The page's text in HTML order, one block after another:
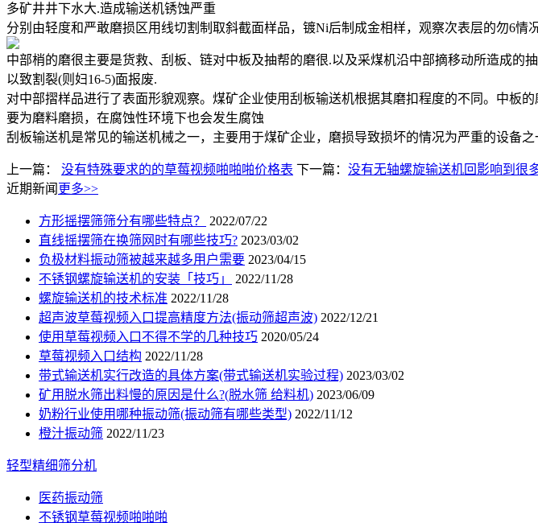
多矿井井下水大.造成输送机锈蚀严重
分别由轻度和严敢磨损区用线切割制取斜截面样品，镀Ni后制成金相样，观察次表层的勿6情
中部梢的磨很主要是货救、刮板、链对中板及抽帮的磨很.以及采煤机沿中部摘移动所造成的
以致割裂(则妇16-5)面报废.
对中部摺样品进行了表面形貌观察。煤矿企业使用刮板输送机根据其磨扣程度的不同。中
要为磨料磨损，在腐蚀性环境下也会发生腐蚀
刮板输送机是常见的输送机械之一，主要用于煤矿企业，磨损导致损坏的情况为严重的设备
上一篇： 没有特殊要求的的草莓视频啪啪啪价格表 下一篇： 没有无轴螺旋输送机回影响到很
近期新闻 更多>>
方形摇摆筛筛分有哪些特点？
2022/07/22
直线摇摆筛在换筛网时有哪些技巧? 2023/03/02
负极材料振动筛被越来越多用户需要 2023/04/15
不锈钢螺旋输送机的安装「技巧」
2022/11/28
螺旋输送机的技术标准 2022/11/28
超声波草莓视频入口提高精度方法(振动筛超声波) 2022/12/21
使用草莓视频入口不得不学的几种技巧 2020/05/24
草莓视频入口结构 2022/11/28
带式输送机实行改造的具体方案(带式输送机实验过程) 2023/03/02
矿用脱水筛出料慢的原因是什么?(脱水筛 给料机) 2023/06/09
奶粉行业使用哪种振动筛(振动筛有哪些类型) 2022/11/12
橙汁振动筛 2022/11/23
轻型精细筛分机
医药振动筛
不锈钢草莓视频啪啪啪